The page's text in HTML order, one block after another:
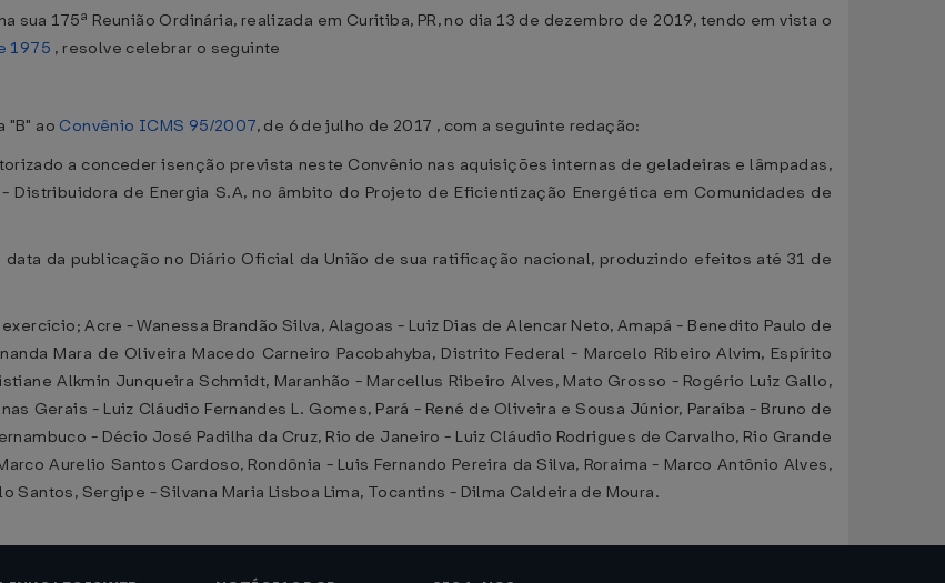
sua 175ª Reunião Ordinária, realizada em Curitiba, PR, no dia 13 de dezembro de 2019, tendo em vista o
1975 , resolve celebrar o seguinte
"B" ao Convênio ICMS 95/2007, de 6 de julho de 2017 , com a seguinte redação:
a conceder isenção prevista neste Convênio nas aquisições internas de geladeiras e lâmpadas,
Distribuidora de Energia S.A, no âmbito do Projeto de Eficientização Energética em Comunidades de
da publicação no Diário Oficial da União de sua ratificação nacional, produzindo efeitos até 31 de
Acre - Wanessa Brandão Silva, Alagoas - Luiz Dias de Alencar Neto, Amapá - Benedito Paulo de
Mara de Oliveira Macedo Carneiro Pacobahyba, Distrito Federal - Marcelo Ribeiro Alvim, Espírito
Alkmin Junqueira Schmidt, Maranhão - Marcellus Ribeiro Alves, Mato Grosso - Rogério Luiz Gallo,
Gerais - Luiz Cláudio Fernandes L. Gomes, Pará - René de Oliveira e Sousa Júnior, Paraíba - Bruno de
- Décio José Padilha da Cruz, Rio de Janeiro - Luiz Cláudio Rodrigues de Carvalho, Rio Grande
Aurelio Santos Cardoso, Rondônia - Luis Fernando Pereira da Silva, Roraima - Marco Antônio Alves,
Santos, Sergipe - Silvana Maria Lisboa Lima, Tocantins - Dilma Caldeira de Moura.